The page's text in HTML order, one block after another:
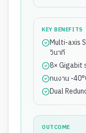
KEY BENEFITS
Multi-axis
วินาที
8× Gigabit
ทนงาน -
Dual
OUTCOME